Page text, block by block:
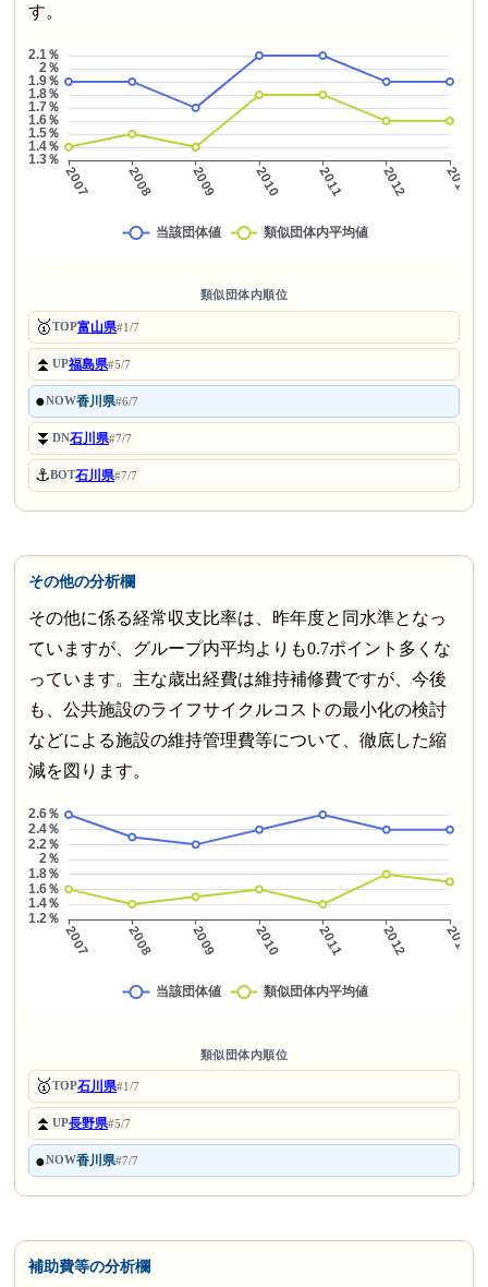
す。
類似団体内順位
🥇TOP富山県#1/7
⏫UP福島県#5/7
●NOW香川県#6/7
⏬DN石川県#7/7
⚓BOT石川県#7/7
その他の分析欄
その他に係る経常収支比率は、昨年度と同水準となっ
ていますが、グループ内平均よりも0.7ポイント多くな
っています。主な歳出経費は維持補修費ですが、今後
も、公共施設のライフサイクルコストの最小化の検討
などによる施設の維持管理費等について、徹底した縮
減を図ります。
類似団体内順位
🥇TOP石川県#1/7
⏫UP長野県#5/7
●NOW香川県#7/7
補助費等の分析欄